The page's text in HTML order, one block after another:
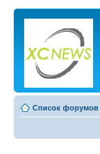
Список форумов